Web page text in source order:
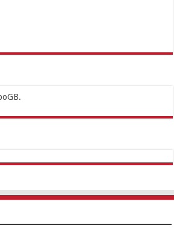
SupertotobetTipobetMatadorbetMariobet